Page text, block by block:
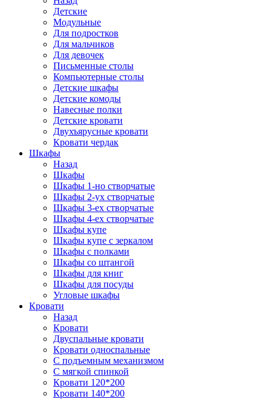
Детские
Модульные
Для подростков
Для мальчиков
Для девочек
Письменные столы
Компьютерные столы
Детские шкафы
Детские комоды
Навесные полки
Детские кровати
Двухъярусные кровати
Кровати чердак
Шкафы
Назад
Шкафы
Шкафы 1-но створчатые
Шкафы 2-ух створчатые
Шкафы 3-ех створчатые
Шкафы 4-ех створчатые
Шкафы купе
Шкафы купе с зеркалом
Шкафы с полками
Шкафы со штангой
Шкафы для книг
Шкафы для посуды
Угловые шкафы
Кровати
Назад
Кровати
Двуспальные кровати
Кровати односпальные
С подъемным механизмом
С мягкой спинкой
Кровати 120*200
Кровати 140*200